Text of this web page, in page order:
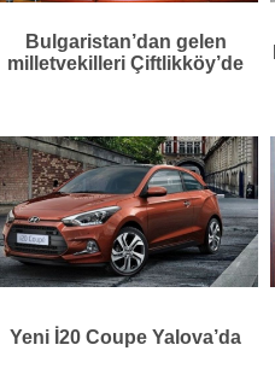
Bulgaristan’dan gelen
milletvekilleri Çiftlikköy’de
Yeni İ20 Coupe Yalova’da